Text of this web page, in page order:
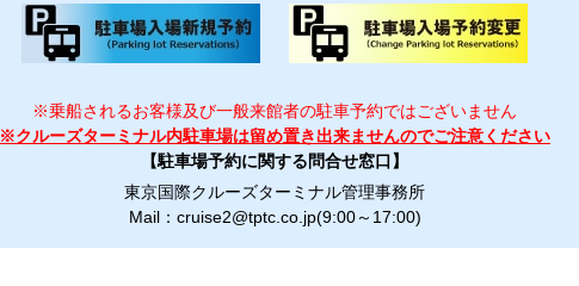
※乗船されるお客様及び一般来館者の駐車予約ではございません
※クルーズターミナル内駐車場は留め置き出来ませんのでご注意ください
【駐車場予約に関する問合せ窓口】
東京国際クルーズターミナル管理事務所
Mail：cruise2@tptc.co.jp(9:00～17:00)